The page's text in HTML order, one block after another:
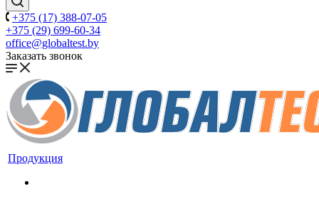
+375 (17) 388-07-05
+375 (29) 699-60-34
office@globaltest.by
Заказать звонок
Продукция